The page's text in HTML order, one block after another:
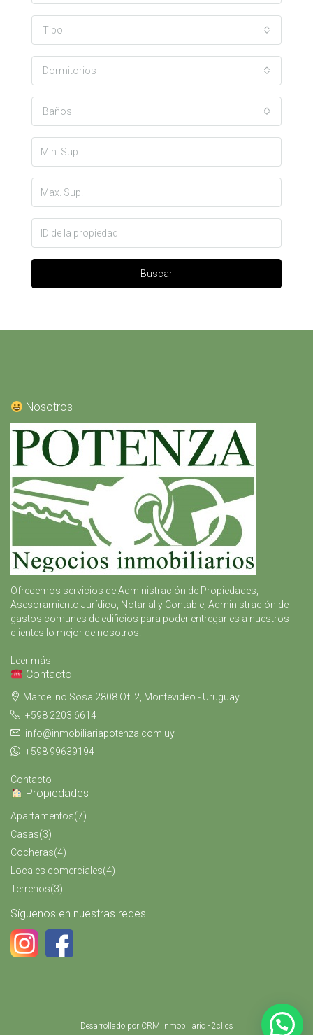
Tipo
Dormitorios
Baños
Buscar
Nosotros
Ofrecemos servicios de Administración de Propiedades,
Asesoramiento Jurídico, Notarial y Contable, Administración de
gastos comunes de edificios para poder entregarles a nuestros
clientes lo mejor de nosotros.
Leer más
Contacto
Marcelino Sosa 2808 Of. 2, Montevideo - Uruguay
+598 2203 6614
info@inmobiliariapotenza.com.uy
+598 99639194
Contacto
Propiedades
Apartamentos(7)
Casas(3)
Cocheras(4)
Locales comerciales(4)
Terrenos(3)
Síguenos en nuestras redes
Desarrollado por CRM Inmobiliario - 2clics